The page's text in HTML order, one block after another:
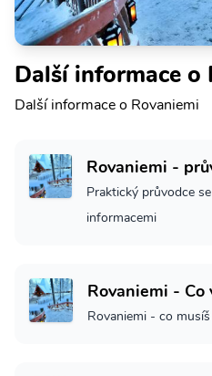
Další informace o
Další informace o Rovaniemi
Rovaniemi -
Praktický průvodce
informacemi
Rovaniemi - Co
Rovaniemi - co